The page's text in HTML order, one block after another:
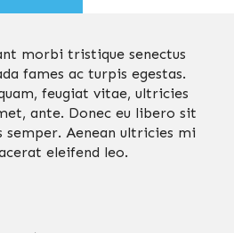
morbi tristique senectus
fames ac turpis egestas.
feugiat vitae, ultricies
ante. Donec eu libero sit
semper. Aenean ultricies mi
eleifend leo.